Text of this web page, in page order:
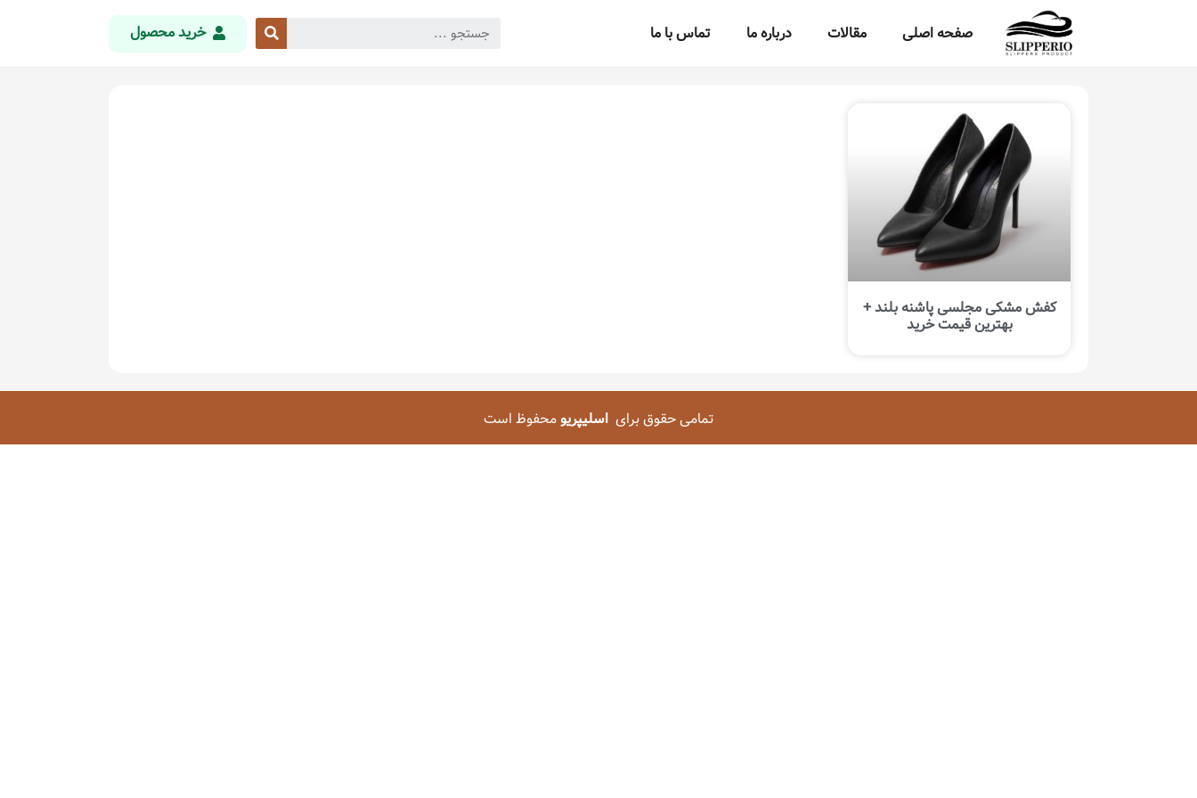
صفحه اصلی مقالات درباره ما تماس با ما خرید محصول
کفش مشکی مجلسی پاشنه بلند +
بهترین قیمت خرید
تمامی حقوق برایاسلیپریومحفوظ است